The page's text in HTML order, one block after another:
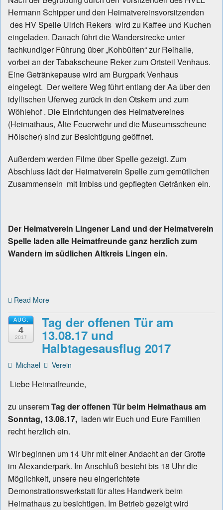
Hermann Schipper und den Heimatvereinsvorsitzenden
des HV Spelle Ulrich Rekers wird zu Kaffee und Kuchen
eingeladen. Danach führt die Wanderstrecke unter
fachkundiger Führung über „Kohbülten“ zur Reihalle,
vorbei an der Tabakscheune Reker zum Ortsteil Venhaus.
Eine Getränkepause wird am Burgpark Venhaus
eingelegt. Der weitere Weg führt entlang der Aa über den
idyllischen Uferweg zurück in den Otskern und zum
Wöhlehof . Die Einrichtungen des Heimatvereines
(Heimathaus, Alte Feuerwehr und die Museumsscheune
Hölscher) sind zur Besichtigung geöffnet.
Außerdem werden Filme über Spelle gezeigt. Zum
Abschluss lädt der Heimatverein Spelle zum gemütlichen
Zusammensein mit Imbiss und gepflegten Getränken ein.
Der Heimatverein Lingener Land und der Heimatverein
Spelle laden alle Heimatfreunde ganz herzlich zum
Wandern im südlichen Altkreis Lingen ein.
Read More
AUG.
4
2017
Tag der offenen Tür am
13.08.17 und
Halbtagesausflug 2017
Michael Verein
Liebe Heimatfreunde,
zu unseremTag der offenen Tür beim Heimathaus am
Sonntag, 13.08.17, laden wir Euch und Eure Familien
recht herzlich ein.
Wir beginnen um 14 Uhr mit einer Andacht an der Grotte
im Alexanderpark. Im Anschluß besteht bis 18 Uhr die
Möglichkeit, unsere neu eingerichtete
Demonstrationswerkstatt für altes Handwerk beim
Heimathaus zu besichtigen. Im Betrieb gezeigt wird